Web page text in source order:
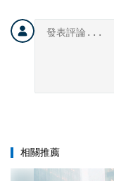
相關推薦